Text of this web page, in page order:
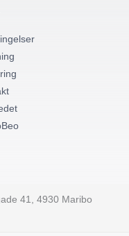
41, 4930 Maribo